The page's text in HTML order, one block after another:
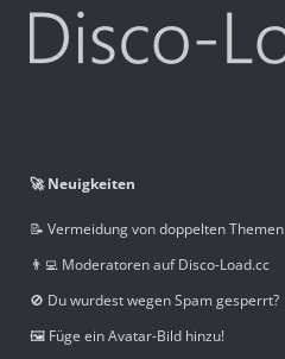
🚀 Neuigkeiten
📝 Vermeidung von doppelten Themen
👨‍💻 Moderatoren auf Disco-Load.cc
🚫 Du wurdest wegen Spam gesperrt?
🖼️ Füge ein Avatar-Bild hinzu!